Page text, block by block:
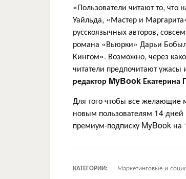
«Пользователи читают то,
Уайльда, «Мастер и
русскоязычных авторов,
романа «Вьюрки» Дарьи
Кингом». Возможно, через
читатели предпочитают
редактор MyBook Екатерина
Для того чтобы все желающие
новым пользователям 14
премиум-подписку MyBook на
КАТЕГОРИИ:
Маркетинговые и